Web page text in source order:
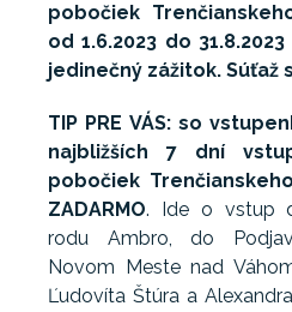
pobočiek
od 1.6.2023 do
jedinečný zážitok. Súťaž
TIP PRE VÁS: so
najbližších 7 dní
pobočiek
ZADARMO. Ide o vstup
rodu Ambro, do
Novom Meste nad
Ľudovíta Štúra a